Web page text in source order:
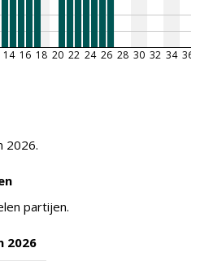
14 16 18 20 22 24 26 28 30 32 34 36
2026.
partijen.
2026